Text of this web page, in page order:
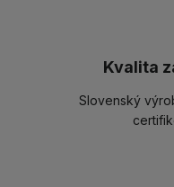
Kvalita
Slovenský